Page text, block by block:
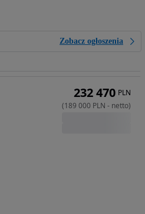
Zobacz ogłoszenia
232 470 PLN
(189 000 PLN - netto)